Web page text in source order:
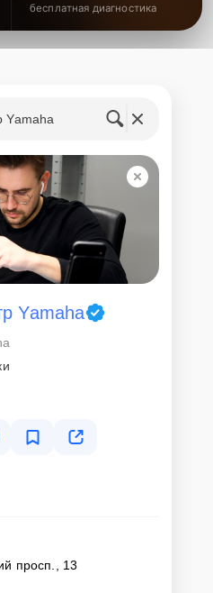
бесплатная диагностика
Yamaha
Yamaha
просп., 13